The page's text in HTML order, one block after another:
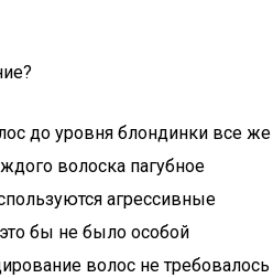
до уровня блондинки все же
волоска пагубное
агрессивные
бы не было особой
волос не требовалось